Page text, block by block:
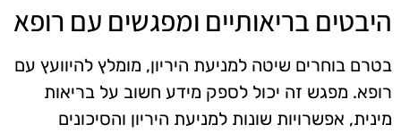
היבטים בריאותיים ומפגשים עם רופא
בטרם בוחרים שיטה למניעת היריון, מומלץ להיוועץ עם
רופא. מפגש זה יכול לספק מידע חשוב על בריאות
מינית, אפשרויות שונות למניעת היריון והסיכונים